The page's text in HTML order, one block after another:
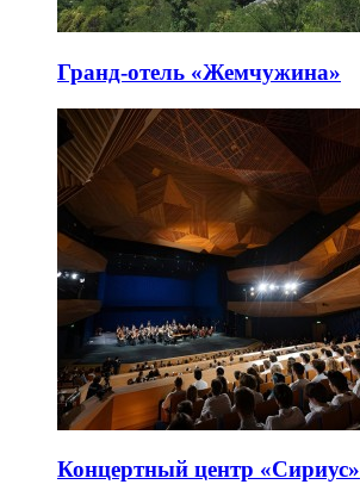
Гранд-отель «Жемчужина»
Концертный центр «Сириус»